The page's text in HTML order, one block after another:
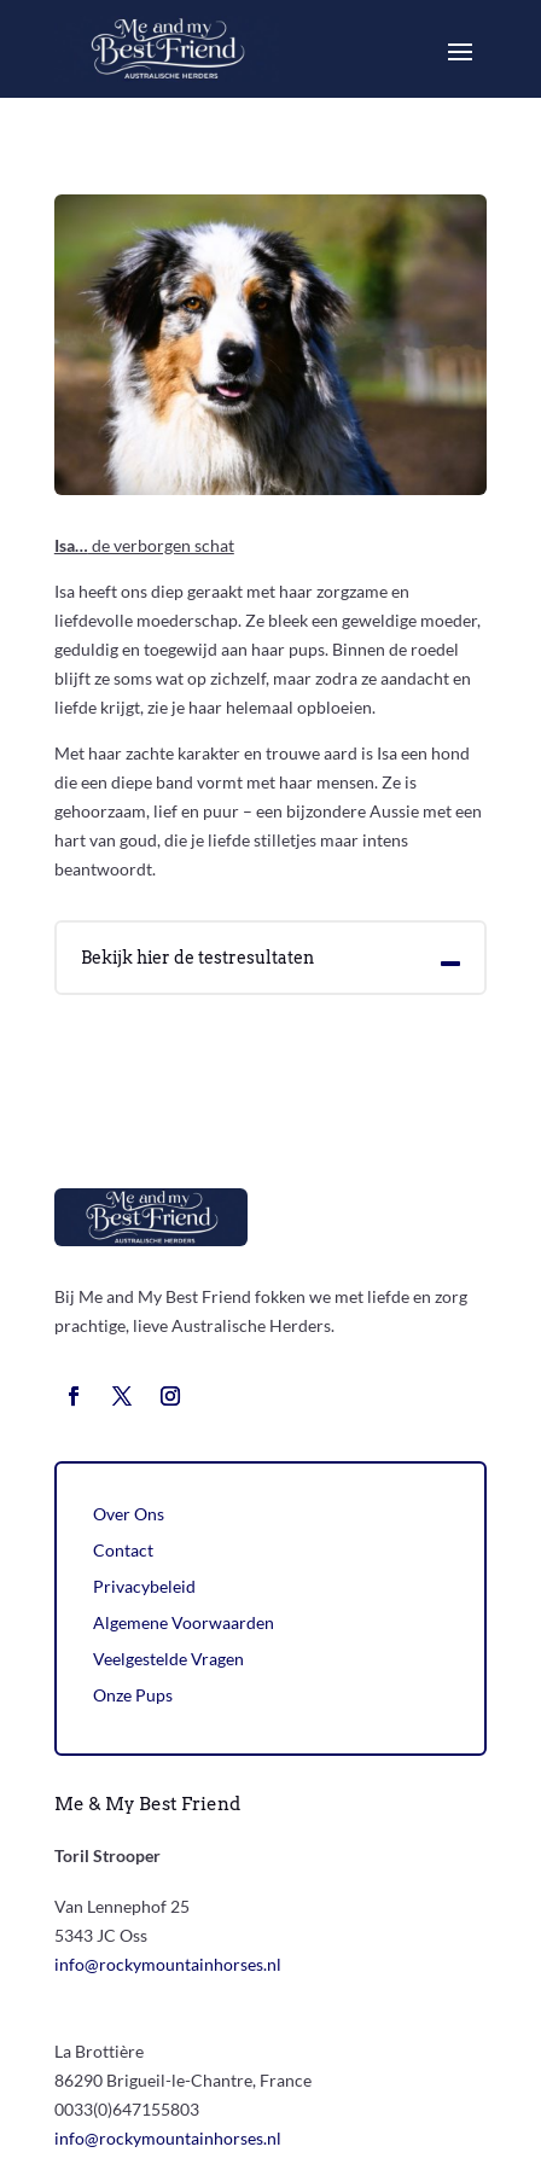
Isa… de verborgen schat
Isa heeft ons diep geraakt met haar zorgzame en
liefdevolle moederschap. Ze bleek een geweldige moeder,
geduldig en toegewijd aan haar pups. Binnen de roedel
blijft ze soms wat op zichzelf, maar zodra ze aandacht en
liefde krijgt, zie je haar helemaal opbloeien.
Met haar zachte karakter en trouwe aard is Isa een hond
die een diepe band vormt met haar mensen. Ze is
gehoorzaam, lief en puur – een bijzondere Aussie met een
hart van goud, die je liefde stilletjes maar intens
beantwoordt.
Bekijk hier de testresultaten
Bij Me and My Best Friend fokken we met liefde en zorg
prachtige, lieve Australische Herders.
Over Ons
Contact
Privacybeleid
Algemene Voorwaarden
Veelgestelde Vragen
Onze Pups
Me & My Best Friend
Toril Strooper
Van Lennephof 25
5343 JC Oss
info@rockymountainhorses.nl
La Brottière
86290 Brigueil-le-Chantre, France
0033(0)647155803
info@rockymountainhorses.nl